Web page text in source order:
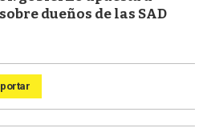
dueños de las SAD